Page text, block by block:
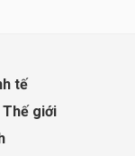
tế
giới